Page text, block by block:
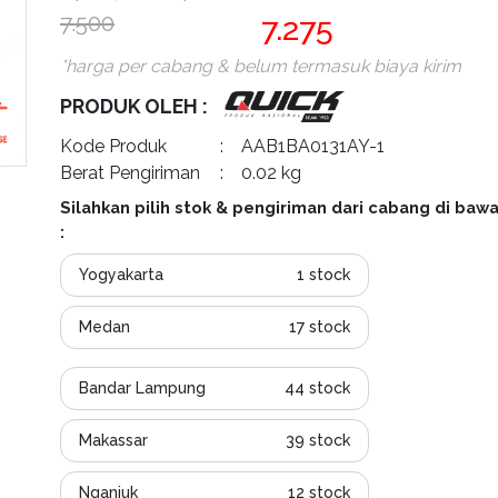
7.500 7.275
*harga per cabang & belum termasuk biaya kirim
PRODUK OLEH :
Kode Produk
: AAB1BA0131AY-1
Berat Pengiriman
: 0.02 kg
Silahkan pilih stok & pengiriman dari cabang di
:
Yogyakarta 1 stock
Medan 17 stock
Bandar Lampung 44 stock
Makassar 39 stock
Nganjuk 12 stock